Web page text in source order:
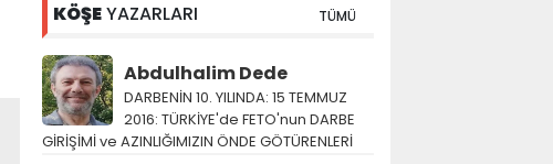
KÖŞEYAZARLARI TÜMÜ
Abdulhalim Dede
DARBENİN 10. YILINDA: 15 TEMMUZ
2016: TÜRKİYE'de FETO'nun DARBE
GİRİŞİMİ ve AZINLIĞIMIZIN ÖNDE GÖTÜRENLERİ